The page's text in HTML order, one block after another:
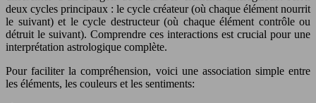
deux cycles principaux : le cycle créateur (où chaque élément nourrit
le suivant) et le cycle destructeur (où chaque élément contrôle ou
détruit le suivant). Comprendre ces interactions est crucial pour une
interprétation astrologique complète.
Pour faciliter la compréhension, voici une association simple entre
les éléments, les couleurs et les sentiments: